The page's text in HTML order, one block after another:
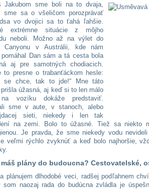
Jakubom sme boli na to dvaja,
sme sa o všeličom porozprávať
vo dvojici sa to ťahá ľahšie.
extrémne situácie z môjho
neboli. Možno až na výlet do
Canyonu v Austrálii, kde nám
pomáhal Dan sám a tá cesta bola
aj pre samotných chodiacich.
to presne o trabanťáckom hesle:
se chce, tak to jde!“ Mne táto
úžasná, aj keď si to len málo
vozíku dokáže predstaviť.
sme v aute, v stanoch, alebo
sieti, niekedy i len tak
na zemi. Bolo to úžasné. Tiež sa niekto
Je pravda, že sme niekedy vodu
veľmi rýchlo zvyknúť a keď bolo najhoršie,
máš plány do budoucna? Cestovatelské,
plánujem dlhodobé veci, radšej podľahnem
som naozaj rada do budúcna zvládla je